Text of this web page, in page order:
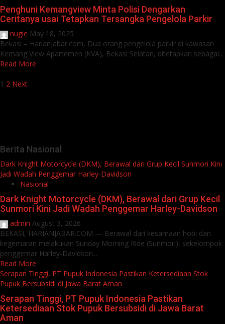
Penghuni Kemangview Minta Polisi Dengarkan
Ceritanya usai Tetapkan Tersangka Pengelola Parkir
nugie May 18, 2025
Bekasi – Harianjabar.com, Dua orang pengelola parkir di kawasan
Kemang View Apartemen (KVA), Bekasi Selatan, ditetapkan sebagai...
Read More
Posts
1 2 Next
Berita Nasional
Dark Knight Motorcycle (DKM), Berawal dari Grup Kecil Sunmori Kini
Jadi Wadah Penggemar Harley-Davidson
Nasional
Dark Knight Motorcycle (DKM), Berawal dari Grup Kecil
Sunmori Kini Jadi Wadah Penggemar Harley-Davidson
admin August 3, 2026
BEKASI, HARIANJABAR.COM — Berawal dari kesamaan hobi dan
kegemaran melakukan Sunday Morning Ride (Sunmori), sekelompok
penggemar Harley-Davidson...
Read More
Serapan Tinggi, PT Pupuk Indonesia Pastikan Ketersediaan Stok
Pupuk Bersubsidi di Jawa Barat Aman
Serapan Tinggi, PT Pupuk Indonesia Pastikan
Ketersediaan Stok Pupuk Bersubsidi di Jawa Barat
Aman